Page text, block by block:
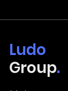
Ludo
Group.